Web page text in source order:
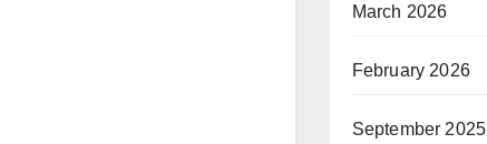
March 2026
February 2026
September 2025